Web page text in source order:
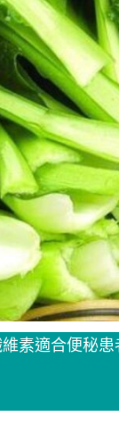
素適合便秘